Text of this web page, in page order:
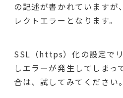
の記述が書かれていますが
レクトエラーとなります。
SSL（https）化の設定で
しエラーが発生してしまっ
合は、試してみてください。